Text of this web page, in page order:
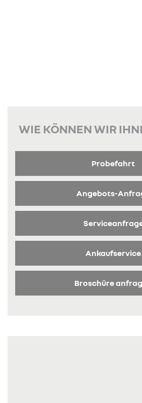
WIE KÖNNEN WIR
Probefahrt
Angebots-
Ankaufservice
Broschüre